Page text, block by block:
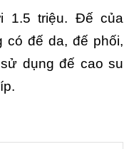
1.5 triệu. Đế của
có đế da, đế phối,
dụng đế cao su